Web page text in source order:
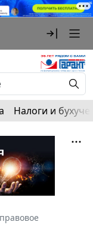
Налоги и